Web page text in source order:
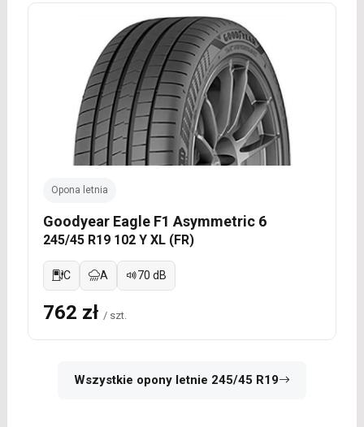
Opona letnia
Goodyear Eagle F1 Asymmetric 6
245/45 R19 102 Y XL (FR)
C A 70 dB
762 zł / szt.
Wszystkie opony letnie 245/45 R19